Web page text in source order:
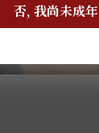
否, 我尚未成年